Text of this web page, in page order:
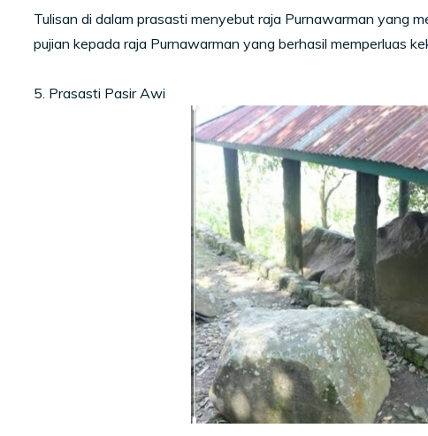
Tulisan di dalam prasasti menyebut raja Purnawarman yang
pujian kepada raja Purnawarman yang berhasil memperluas
5. Prasasti Pasir Awi